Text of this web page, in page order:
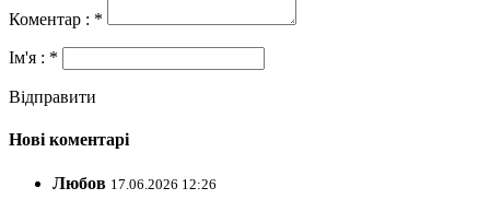
Коментар : *
Ім'я : *
Відправити
Нові коментарі
Любов 17.06.2026 12:26